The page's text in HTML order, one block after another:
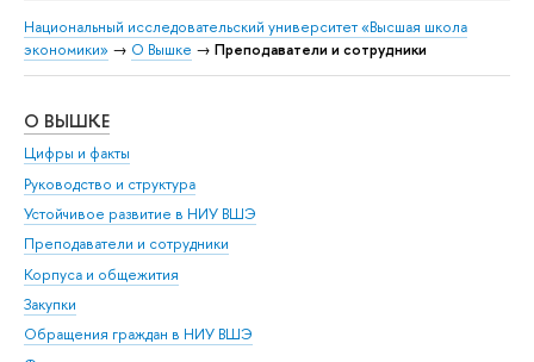
Национальный исследовательский университет «Высшая школа
экономики» → О Вышке → Преподаватели и сотрудники
О ВЫШКЕ
Цифры и факты
Руководство и структура
Устойчивое развитие в НИУ ВШЭ
Преподаватели и сотрудники
Корпуса и общежития
Закупки
Обращения граждан в НИУ ВШЭ